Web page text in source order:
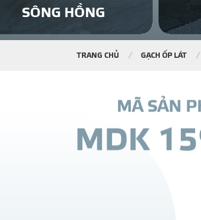
SÔNG HỒNG
TRANG CHỦ GẠCH ỐP LÁT
MÃ SẢN P
MDK 1 5